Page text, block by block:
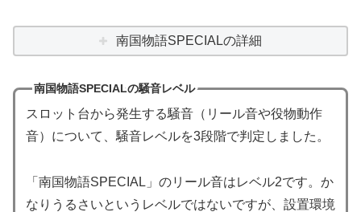
南国物語SPECIALの詳細
南国物語SPECIALの騒音レベル
スロット台から発生する騒音（リール音や役物動作
音）について、騒音レベルを3段階で判定しました。
「南国物語SPECIAL」のリール音はレベル2です。か
なりうるさいというレベルではないですが、設置環境